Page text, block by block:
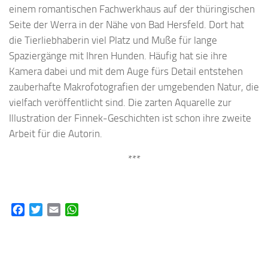
einem romantischen Fachwerkhaus auf der thüringischen
Seite der Werra in der Nähe von Bad Hersfeld. Dort hat
die Tierliebhaberin viel Platz und Muße für lange
Spaziergänge mit Ihren Hunden. Häufig hat sie ihre
Kamera dabei und mit dem Auge fürs Detail entstehen
zauberhafte Makrofotografien der umgebenden Natur, die
vielfach veröffentlicht sind. Die zarten Aquarelle zur
Illustration der Finnek-Geschichten ist schon ihre zweite
Arbeit für die Autorin.
***
FacebookTwitterEmail